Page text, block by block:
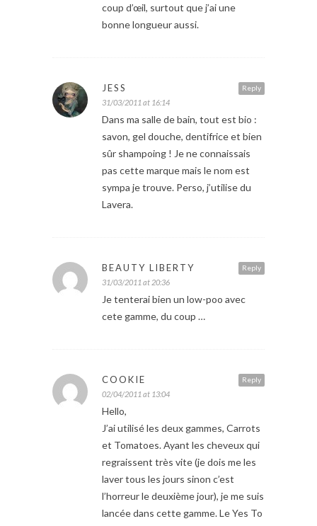
coup d’œil, surtout que j’ai une
bonne longueur aussi.
Reply
JESS
31/03/2011 at 16:14
Dans ma salle de bain, tout est bio :
savon, gel douche, dentifrice et bien
sûr shampoing ! Je ne connaissais
pas cette marque mais le nom est
sympa je trouve. Perso, j’utilise du
Lavera.
Reply
BEAUTY LIBERTY
31/03/2011 at 20:36
Je tenterai bien un low-poo avec
cete gamme, du coup …
Reply
COOKIE
02/04/2011 at 13:04
Hello,
J’ai utilisé les deux gammes, Carrots
et Tomatoes. Ayant les cheveux qui
regraissent très vite (je dois me les
laver tous les jours sinon c’est
l’horreur le deuxième jour), je me suis
lancée dans cette gamme. Le Yes To